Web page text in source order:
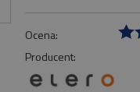
Ocena:
Producent: